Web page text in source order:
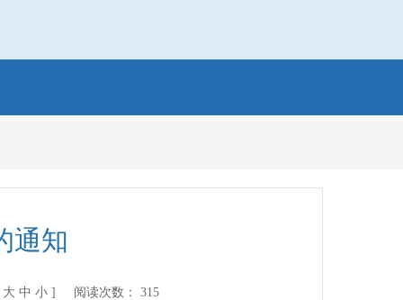
通知
大 中 小 ] 阅读次数： 315